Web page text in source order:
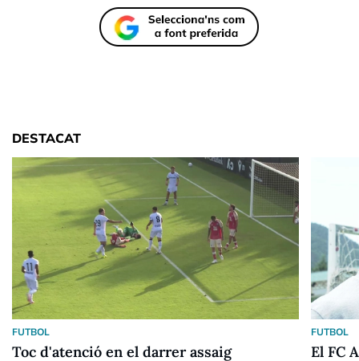
DESTACAT
FUTBOL
Toc d'atenció en el darrer assaig
FUTBOL
El FC